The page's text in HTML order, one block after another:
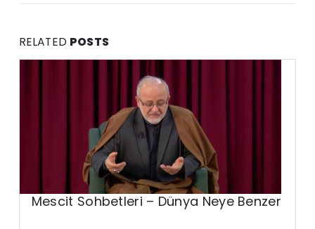
RELATED POSTS
Mescit Sohbetleri – Dünya Neye Benzer